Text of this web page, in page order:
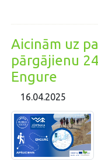
Aicinām uz
pārgājienu
Engure
16.04.2025